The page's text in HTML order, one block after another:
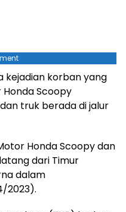
kejadian korban yang
Scoopy
truk berada di jalur
Honda Scoopy dan
dari Timur
dalam
2023).